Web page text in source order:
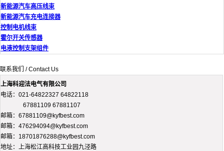
新能源汽车高压线束
新能源汽车充电连接器
控制电机线束
霍尔开关传感器
电液控制支架组件
联系我们 / Contact Us
上海科迎法电气有限公司
电话：021-64822327 64822118
67881109 67881107
邮箱：67881109@kyfbest.com
邮箱：476294094@kyfbest.com
邮箱：18701876288@kyfbest.com
地址：上海松江高科技工业园九泾路